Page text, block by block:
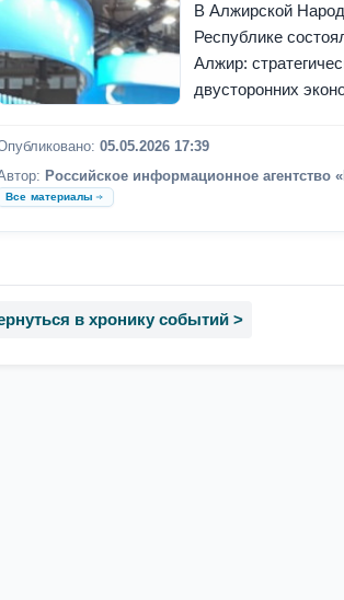
В Алжирской
Республике
Алжир:
двусторонних
05.05.2026 17:39
Российское информационное агентство
Все материалы
в хронику событий >